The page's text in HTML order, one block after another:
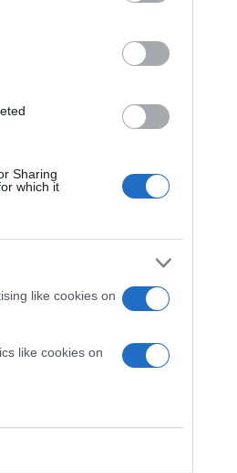
Sharing
which it
like cookies on
like cookies on